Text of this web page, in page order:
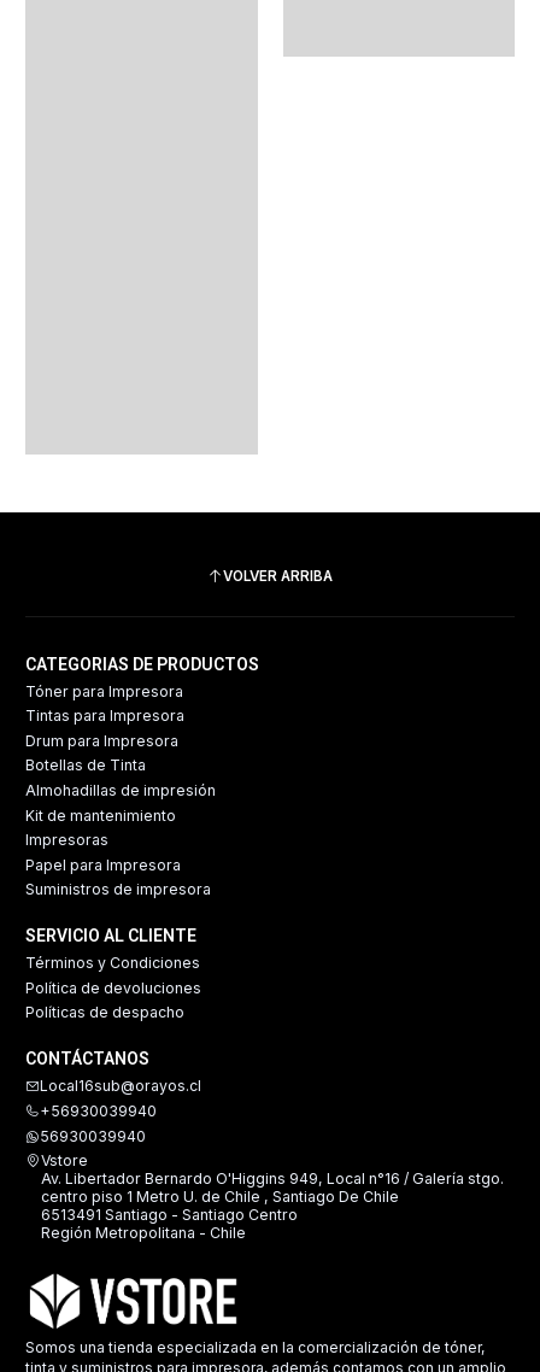
VOLVER ARRIBA
CATEGORIAS DE PRODUCTOS
Tóner para Impresora
Tintas para Impresora
Drum para Impresora
Botellas de Tinta
Almohadillas de impresión
Kit de mantenimiento
Impresoras
Papel para Impresora
Suministros de impresora
SERVICIO AL CLIENTE
Términos y Condiciones
Política de devoluciones
Políticas de despacho
CONTÁCTANOS
Local16sub@orayos.cl
+56930039940
56930039940
Vstore
Av. Libertador Bernardo O'Higgins 949, Local n°16 / Galería stgo.
centro piso 1 Metro U. de Chile , Santiago De Chile
6513491 Santiago - Santiago Centro
Región Metropolitana - Chile
Somos una tienda especializada en la comercialización de tóner,
tinta y suministros para impresora, además contamos con un amplio